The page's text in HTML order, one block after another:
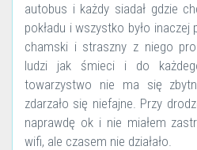
autobus i każdy siadał gdzie
pokładu i wszystko było
chamski i straszny z niego
ludzi jak śmieci i do
towarzystwo nie ma się
zdarzało się niefajne. Przy
naprawdę ok i nie miałem
wifi, ale czasem nie działało.